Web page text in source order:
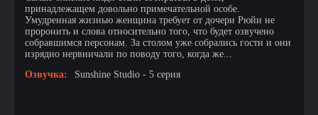
принадлежащем довольно примечательной особе.
Умудренная жизнью женщина требует от дочери Рюйи не
проронить и слова относительно того, что будет озвучено
собравшимся персонам. За столом уже собрались гости и они
изрядно нервничали по поводу того, когда же...
Озвучка:
Sunshine Studio - 5 серия